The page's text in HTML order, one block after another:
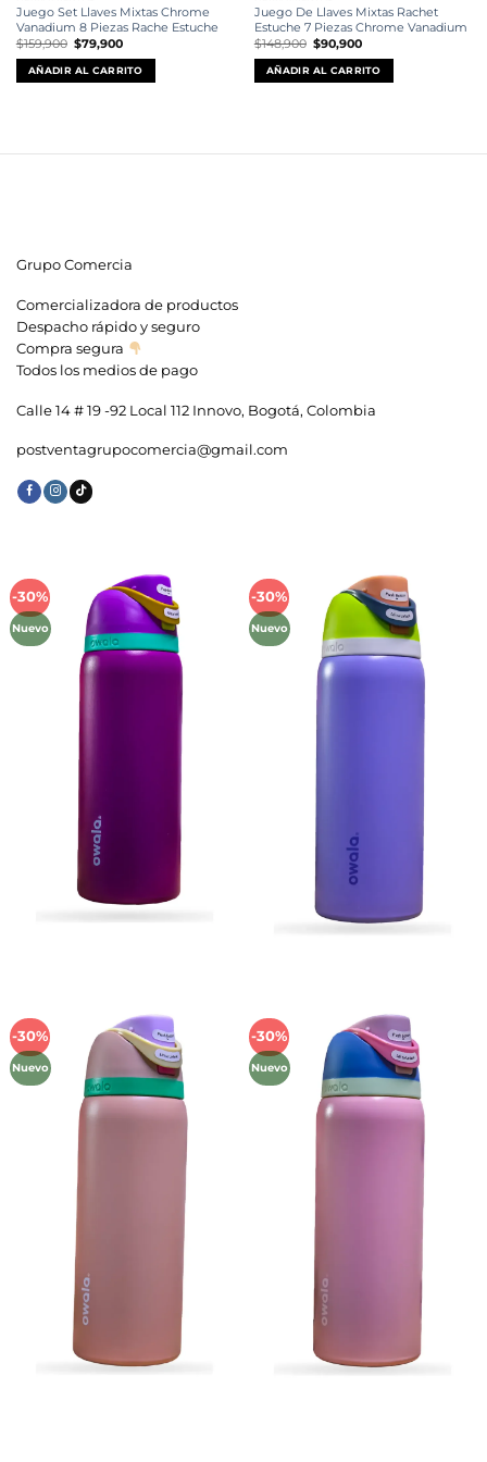
Juego Set Llaves Mixtas Chrome
Vanadium 8 Piezas Rache Estuche
$159,900 El
precio
original
era:
$159,900.
$79,900El
actual
es:
$79,900.
AÑADIR AL CARRITO
Juego De Llaves Mixtas Rachet
Estuche 7 Piezas Chrome Vanadium
$148,900 El
precio
original
era:
$148,900.
$90,900El
actual
es:
$90,900.
AÑADIR AL CARRITO
Grupo Comercia
Comercializadora de productos
Despacho rápido y seguro
Compra segura
Todos los medios de pago
Calle 14 # 19 -92 Local 112 Innovo, Bogotá, Colombia
postventagrupocomercia@gmail.com
-30%
Nuevo
Añadir
lista de
deseos
-30%
Nuevo
Añadir
lista de
deseos
-30%
Nuevo
Añadir
lista de
deseos
-30%
Nuevo
Añadir
lista de
deseos